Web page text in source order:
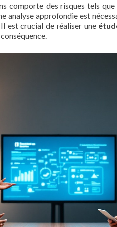
comporte des risques tels
analyse approfondie est
est crucial de réaliser une